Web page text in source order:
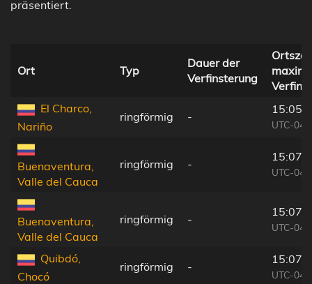
präsentiert.
Ort Typ
Dauer der
Verfinsterung
El Charco,
Nariño
ringförmig -
UTC-
Buenaventura,
Valle del Cauca
ringförmig -
UTC-
Buenaventura,
Valle del Cauca
ringförmig -
UTC-
Quibdó,
Chocó
ringförmig -
UTC-